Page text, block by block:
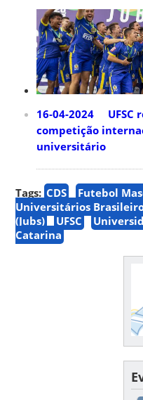
16-04-2024 UFSC
competição
universitário
Tags: CDS Futebol
Universitários
(Jubs)
UFSC
Catarina